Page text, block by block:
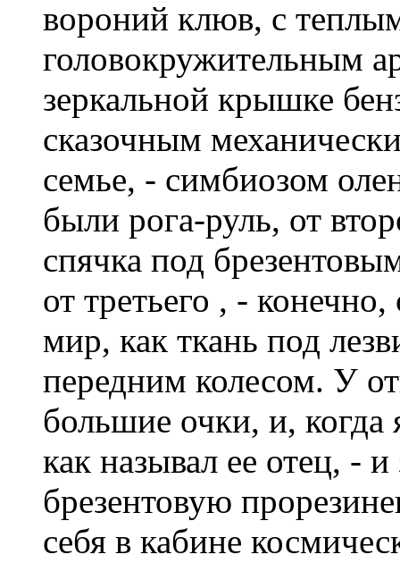
вороний клюв, с
головокружительным
зеркальной крышке
сказочным
семье, - симбиозом
были рога-руль, от
спячка под
от третьего , -
мир, как ткань под
передним колесом. У
большие очки, и,
как называл ее отец, -
брезентовую
себя в кабине